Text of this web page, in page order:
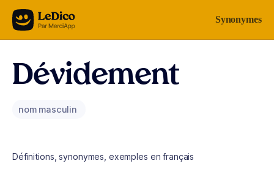
Aller au contenu Synonymes
Dévidement
nom masculin
Définitions, synonymes, exemples en français